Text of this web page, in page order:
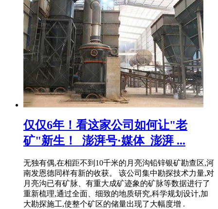
仅仅6年！看这家公司如何让"老
矿"新生！_澎湃号·媒体_澎湃 ...
无独有偶,在相距不到10千米的月亮沟铅锌银矿勘查区,河
南发恩德同样有新的收获。 该公司集中勘探技术力量,对
月亮沟已有矿脉、有重大成矿迹象的矿脉等数据进行了
重新梳理,通过全面、细致的地质研究,科学规划设计,加
大勘探施工,使整个矿区的储量出现了大幅度增 .